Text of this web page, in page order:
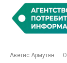
Аветис Армутян ·